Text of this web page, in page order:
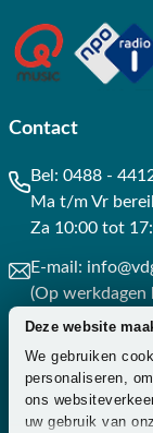
Deze website
We gebruiken
personaliseren,
ons
uw gebruik van
Contact
Bel: 0488 -
Ma t/m Vr
Za 10:00 tot
E-mail:
(Op werkdagen
Whatsapp:
(Op werkdagen